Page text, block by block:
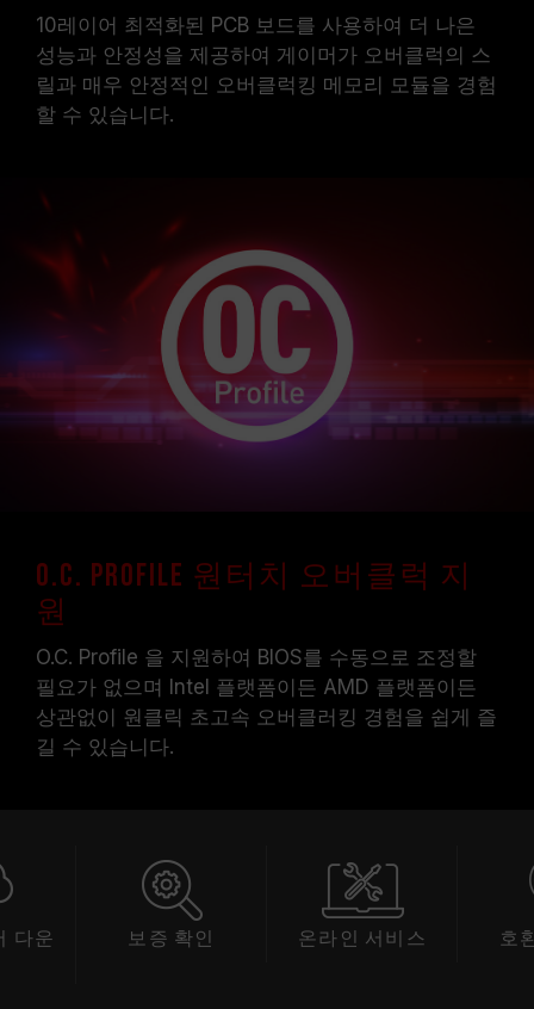
10레이어 최적화된 PCB 보드를 사용하여 더 나은
성능과 안정성을 제공하여 게이머가 오버클럭의 스
릴과 매우 안정적인 오버클럭킹 메모리 모듈을 경험
할 수 있습니다.
O.C. Profile 원터치 오버클럭 지
원
O.C. Profile 을 지원하여 BIOS를 수동으로 조정할
필요가 없으며 Intel 플랫폼이든 AMD 플랫폼이든
상관없이 원클릭 초고속 오버클러킹 경험을 쉽게 즐
길 수 있습니다.
다운
보증 확인 온라인 서비스 호